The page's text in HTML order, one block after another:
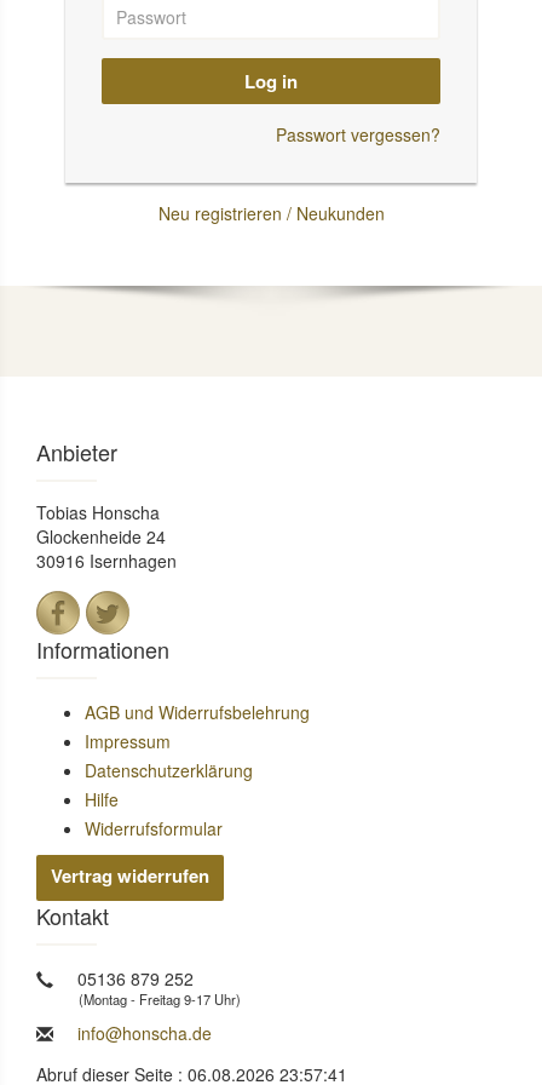
Log in
Passwort vergessen?
Neu registrieren / Neukunden
Anbieter
Tobias Honscha
Glockenheide 24
30916 Isernhagen
Informationen
AGB und Widerrufsbelehrung
Impressum
Datenschutzerklärung
Hilfe
Widerrufsformular
Vertrag widerrufen
Kontakt
05136 879 252
(Montag - Freitag 9-17 Uhr)
info@honscha.de
Abruf dieser Seite : 06.08.2026 23:57:41